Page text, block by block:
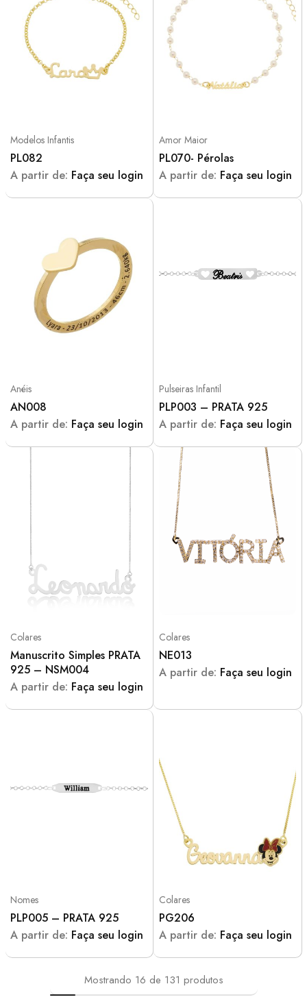
Modelos Infantis
PL082
A partir de: Faça seu login
Amor Maior
PL070- Pérolas
A partir de: Faça seu login
Anéis
AN008
A partir de: Faça seu login
Pulseiras Infantil
PLP003 – PRATA 925
A partir de: Faça seu login
Colares
Manuscrito Simples PRATA
925 – NSM004
A partir de: Faça seu login
Colares
NE013
A partir de: Faça seu login
Nomes
PLP005 – PRATA 925
A partir de: Faça seu login
Colares
PG206
A partir de: Faça seu login
Mostrando 16 de 131 produtos